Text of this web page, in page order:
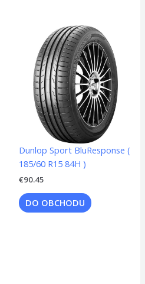
Dunlop Sport BluResponse (
185/60 R15 84H )
€90.45
DO OBCHODU